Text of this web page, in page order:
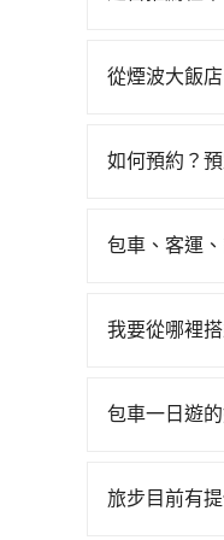
邊可隨租隨
單都需自付
爾也會遇到
從煙波大飯
到車，也可
騙。雖然煙
如何預約？
可查到真實
如臨時需要
包車、客運
運：最經濟
我要從哪裡
得到，我們
包車一日遊
驗當地文化
旅步目前有